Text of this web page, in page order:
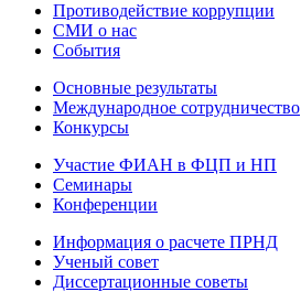
Противодействие коррупции
СМИ о нас
События
Основные результаты
Международное сотрудничество
Конкурсы
Участие ФИАН в ФЦП и НП
Семинары
Конференции
Информация о расчете ПРНД
Ученый совет
Диссертационные советы